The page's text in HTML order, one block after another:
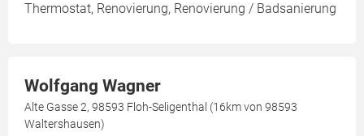
Thermostat, Renovierung, Renovierung / Badsanierung
Wolfgang Wagner
Alte Gasse 2, 98593 Floh-Seligenthal (16km von 98593
Waltershausen)